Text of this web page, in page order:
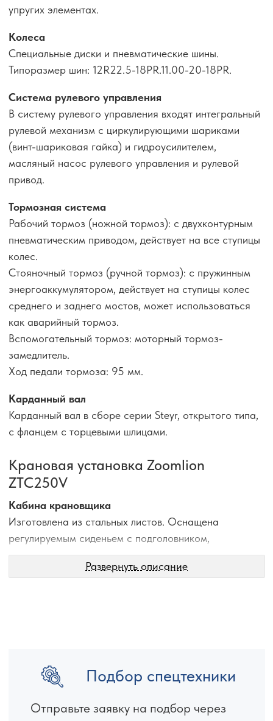
упругих элементах.
Колеса
Специальные диски и пневматические шины.
Типоразмер шин: 12R22.5-18PR.11.00-20-18PR.
Система рулевого управления
В систему рулевого управления входят интегральный
рулевой механизм с циркулирующими шариками
(винт-шариковая гайка) и гидроусилителем,
масляный насос рулевого управления и рулевой
привод.
Тормозная система
Рабочий тормоз (ножной тормоз): с двухконтурным
пневматическим приводом, действует на все ступицы
колес.
Стояночный тормоз (ручной тормоз): с пружинным
энергоаккумулятором, действует на ступицы колес
среднего и заднего мостов, может использоваться
как аварийный тормоз.
Вспомогательный тормоз: моторный тормоз-
замедлитель.
Ход педали тормоза: 95 мм.
Карданный вал
Карданный вал в сборе серии Steyr, открытого типа,
с фланцем с торцевыми шлицами.
Крановая установка Zoomlion
ZTC250V
Кабина крановщика
Изготовлена из стальных листов. Оснащена
регулируемым сиденьем с подголовником,
рукоятками управления с серводействием,
стеклоочистителем и омывателем.
Стрела и механизм телескопирования стрелы
Стрела состоит из одной корневой секции и четырех
низколегированной высокопрочной стали, обладает
Развернуть описание
Подбор спецтехники
Отправьте заявку на подбор через